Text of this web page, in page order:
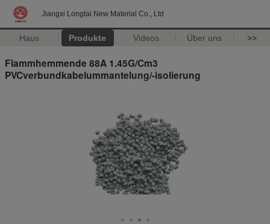
Jiangxi Longtai New Material Co., Ltd
Haus Produkte Videos Über uns >>
Flammhemmende 88A 1.45G/Cm3
PVCverbundkabelummantelung/-isolierung